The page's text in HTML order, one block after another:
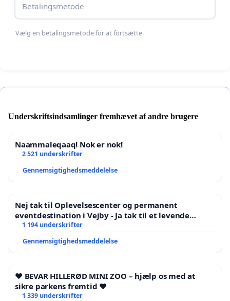
Betalingsmetode
Vælg en betalingsmetode for at fortsætte.
Underskriftsindsamlinger fremhævet af andre brugere
Naammaleqaaq! Nok er nok!
2 521 underskrifter
Gennemsigtighedsmeddelelse
Nej tak til Oplevelsescenter og permanent
eventdestination i Vejby - Ja tak til et levende
lokalområde i balance
1 194 underskrifter
Gennemsigtighedsmeddelelse
❤️ BEVAR HILLERØD MINI ZOO – hjælp os med at
sikre parkens fremtid ❤️
1 339 underskrifter